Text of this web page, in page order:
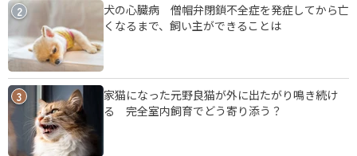
2
犬の心臓病 僧帽弁閉鎖不全症を発症してから亡
くなるまで、飼い主ができることは
3
家猫になった元野良猫が外に出たがり鳴き続け
る 完全室内飼育でどう寄り添う？